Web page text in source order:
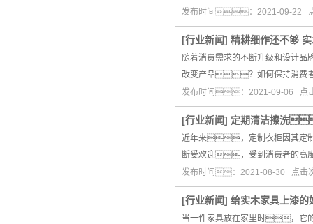
发布时间：2021-09-22
[行业新闻] 精耕细作还不够
随着消费需求的不断升级和设计
改变产品？如何保持消费
发布时间：2021-09-06 点
[行业新闻] 定期清洁擦洗
近年来，定制衣柜因其
断受欢迎，受到消费者的
发布时间：2021-08-30 点击
[行业新闻] 给实木家具上漆的
当一件家具放在家里时，